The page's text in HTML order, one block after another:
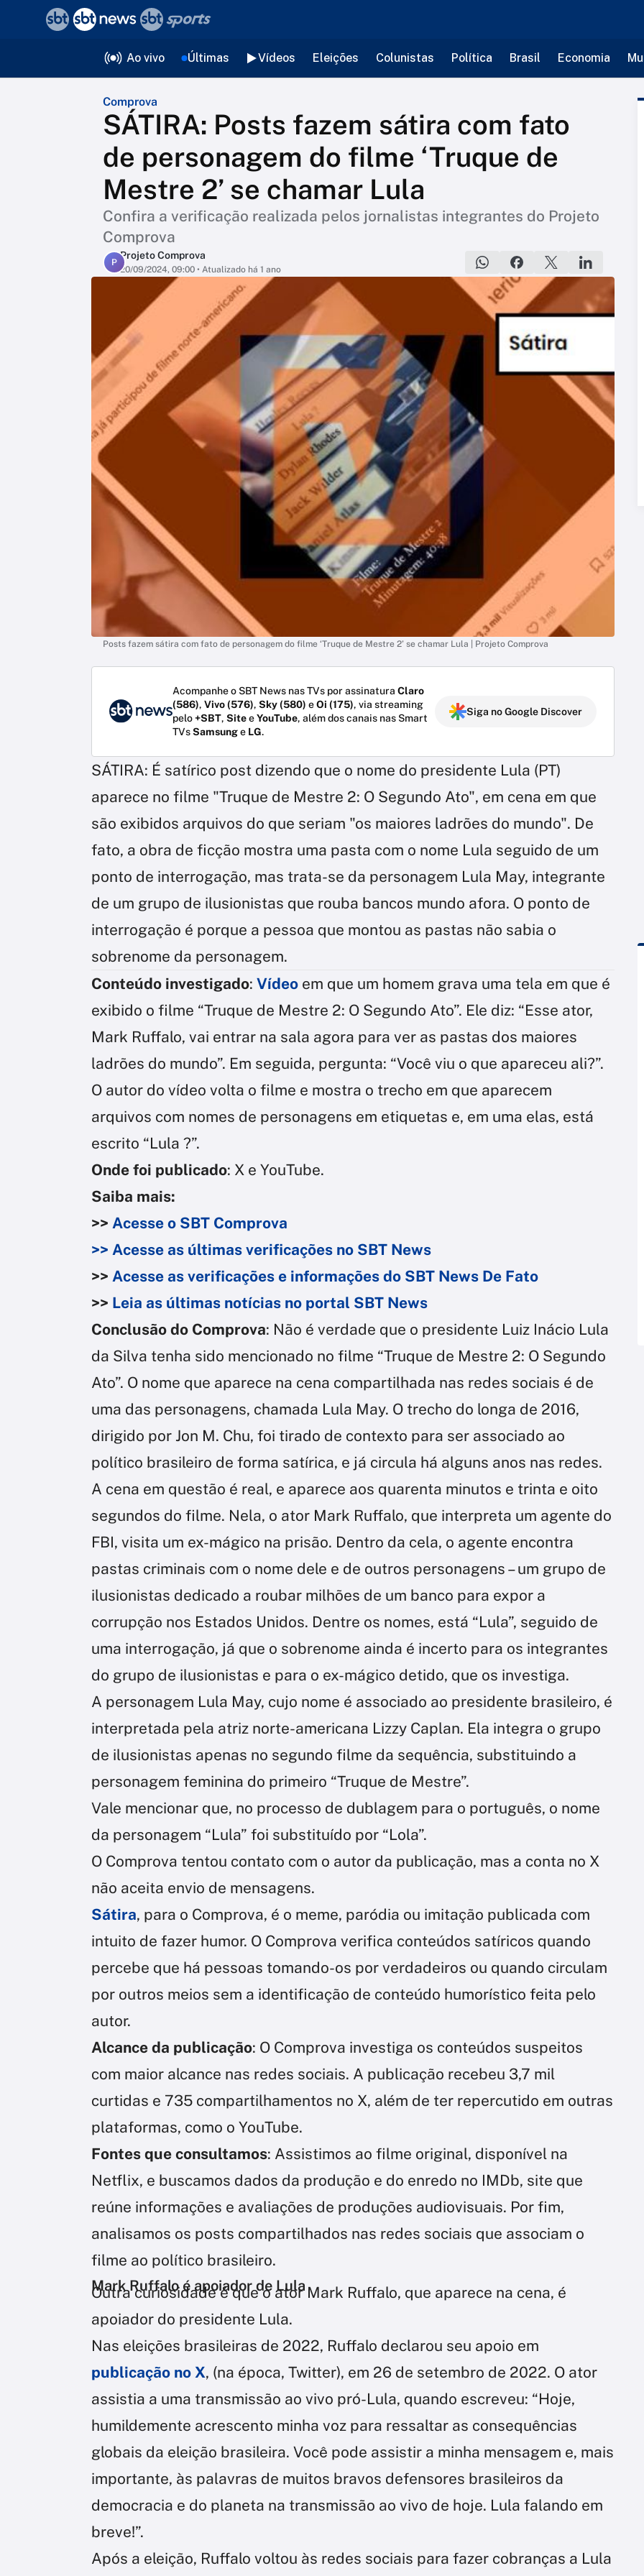
Ao vivo Últimas Vídeos Eleições Colunistas Política Brasil Economia
Comprova
SÁTIRA: Posts fazem sátira com fato
de personagem do filme ‘Truque de
Mestre 2’ se chamar Lula
Confira a verificação realizada pelos jornalistas integrantes do Projeto
Comprova
P
Projeto Comprova
20/09/2024, 09:00 • Atualizado há 1 ano
Posts fazem sátira com fato de personagem do filme ‘Truque de Mestre 2’ se chamar Lula | Projeto Comprova
Acompanhe o SBT News nas TVs por assinatura Claro
(586), Vivo (576), Sky (580) eOi (175), via streaming
pelo+SBT, SiteeYouTube, além dos canais nas Smart
TVsSamsunge LG.
Siga no Google Discover
SÁTIRA: É satírico post dizendo que o nome do presidente Lula (PT)
aparece no filme "Truque de Mestre 2: O Segundo Ato", em cena em que
são exibidos arquivos do que seriam "os maiores ladrões do mundo". De
fato, a obra de ficção mostra uma pasta com o nome Lula seguido de um
ponto de interrogação, mas trata-se da personagem Lula May, integrante
de um grupo de ilusionistas que rouba bancos mundo afora. O ponto de
interrogação é porque a pessoa que montou as pastas não sabia o
sobrenome da personagem.
Conteúdo investigado: Vídeo em que um homem grava uma tela em que é
exibido o filme “Truque de Mestre 2: O Segundo Ato”. Ele diz: “Esse ator,
Mark Ruffalo, vai entrar na sala agora para ver as pastas dos maiores
ladrões do mundo”. Em seguida, pergunta: “Você viu o que apareceu ali?”.
O autor do vídeo volta o filme e mostra o trecho em que aparecem
arquivos com nomes de personagens em etiquetas e, em uma elas, está
escrito “Lula ?”.
Onde foi publicado: X e YouTube.
Saiba mais:
>> Acesse o SBT Comprova
>> Acesse as últimas verificações no SBT News
>> Acesse as verificações e informações do SBT News De Fato
>> Leia as últimas notícias no portal SBT News
Conclusão do Comprova: Não é verdade que o presidente Luiz Inácio Lula
da Silva tenha sido mencionado no filme “Truque de Mestre 2: O Segundo
Ato”. O nome que aparece na cena compartilhada nas redes sociais é de
uma das personagens, chamada Lula May. O trecho do longa de 2016,
dirigido por Jon M. Chu, foi tirado de contexto para ser associado ao
político brasileiro de forma satírica, e já circula há alguns anos nas redes.
A cena em questão é real, e aparece aos quarenta minutos e trinta e oito
segundos do filme. Nela, o ator Mark Ruffalo, que interpreta um agente do
FBI, visita um ex-mágico na prisão. Dentro da cela, o agente encontra
pastas criminais com o nome dele e de outros personagens – um grupo de
ilusionistas dedicado a roubar milhões de um banco para expor a
corrupção nos Estados Unidos. Dentre os nomes, está “Lula”, seguido de
uma interrogação, já que o sobrenome ainda é incerto para os integrantes
do grupo de ilusionistas e para o ex-mágico detido, que os investiga.
A personagem Lula May, cujo nome é associado ao presidente brasileiro, é
interpretada pela atriz norte-americana Lizzy Caplan. Ela integra o grupo
de ilusionistas apenas no segundo filme da sequência, substituindo a
personagem feminina do primeiro “Truque de Mestre”.
Vale mencionar que, no processo de dublagem para o português, o nome
da personagem “Lula” foi substituído por “Lola”.
O Comprova tentou contato com o autor da publicação, mas a conta no X
não aceita envio de mensagens.
Sátira, para o Comprova, é o meme, paródia ou imitação publicada com
intuito de fazer humor. O Comprova verifica conteúdos satíricos quando
percebe que há pessoas tomando-os por verdadeiros ou quando circulam
por outros meios sem a identificação de conteúdo humorístico feita pelo
autor.
Alcance da publicação: O Comprova investiga os conteúdos suspeitos
com maior alcance nas redes sociais. A publicação recebeu 3,7 mil
curtidas e 735 compartilhamentos no X, além de ter repercutido em outras
plataformas, como o YouTube.
Fontes que consultamos: Assistimos ao filme original, disponível na
Netflix, e buscamos dados da produção e do enredo no IMDb, site que
reúne informações e avaliações de produções audiovisuais. Por fim,
analisamos os posts compartilhados nas redes sociais que associam o
filme ao político brasileiro.
Mark Ruffalo é apoiador de Lula
Outra curiosidade é que o ator Mark Ruffalo, que aparece na cena, é
apoiador do presidente Lula.
Nas eleições brasileiras de 2022, Ruffalo declarou seu apoio em
publicação no X, (na época, Twitter), em 26 de setembro de 2022. O ator
assistia a uma transmissão ao vivo pró-Lula, quando escreveu: “Hoje,
humildemente acrescento minha voz para ressaltar as consequências
globais da eleição brasileira. Você pode assistir a minha mensagem e, mais
importante, às palavras de muitos bravos defensores brasileiros da
democracia e do planeta na transmissão ao vivo de hoje. Lula falando em
breve!”.
Após a eleição, Ruffalo voltou às redes sociais para fazer cobranças a Lula
voltar
Editorias